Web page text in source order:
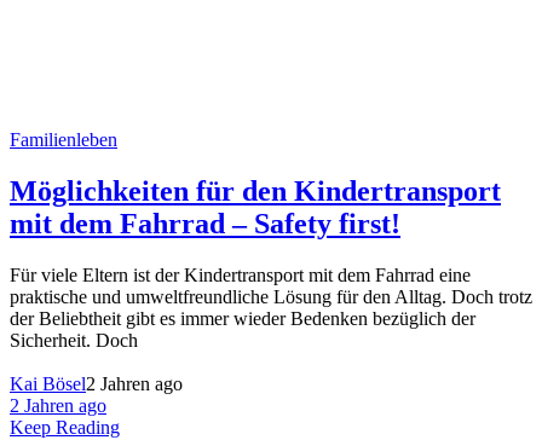
Familienleben
Möglichkeiten für den Kindertransport
mit dem Fahrrad – Safety first!
Für viele Eltern ist der Kindertransport mit dem Fahrrad eine
praktische und umweltfreundliche Lösung für den Alltag. Doch trotz
der Beliebtheit gibt es immer wieder Bedenken bezüglich der
Sicherheit. Doch
Kai Bösel2 Jahren ago
2 Jahren ago
Keep Reading